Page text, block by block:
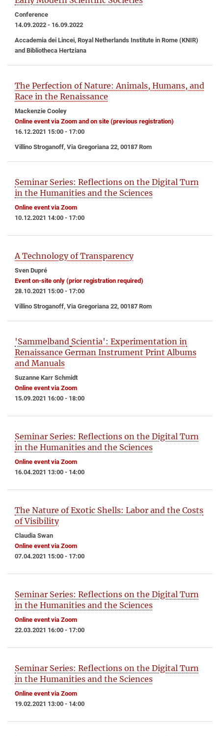
Conference
14.09.2022 - 16.09.2022
Accademia dei Lincei, Royal Netherlands Institute in Rome (KNIR)
and Bibliotheca Hertziana
The Perfection of Nature: Animals, Humans, and
Race in the Renaissance
Mackenzie Cooley
Online event via Zoom and on site (previous registration)
16.12.2021 15:00 - 17:00
Villino Stroganoff, Via Gregoriana 22, 00187 Rom
Seminar Series: Reflections on the Digital Turn
in the Humanities and the Sciences
Online event via Zoom
10.12.2021 14:00 - 17:00
A Technology of Transparency
Sven Dupré
Event on-site only (prior registration required)
28.10.2021 15:00 - 17:00
Villino Stroganoff, Via Gregoriana 22, 00187 Rom
'Sammelband Scientia': Experimentation in
Renaissance German Instrument Print Albums
and Manuals
Suzanne Karr Schmidt
Online event via Zoom
15.09.2021 16:00 - 18:00
Seminar Series: Reflections on the Digital Turn
in the Humanities and the Sciences
Online event via Zoom
16.04.2021 13:00 - 14:00
The Nature of Exotic Shells: Labor and the Costs
of Visibility
Claudia Swan
Online event via Zoom
07.04.2021 15:00 - 17:00
Seminar Series: Reflections on the Digital Turn
in the Humanities and the Sciences
Online event via Zoom
22.03.2021 16:00 - 17:00
Seminar Series: Reflections on the Digital Turn
in the Humanities and the Sciences
Online event via Zoom
19.02.2021 13:00 - 14:00